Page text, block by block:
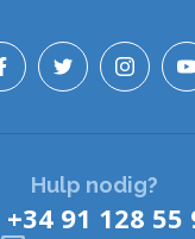
Hulp nodig?
+34 91 128 55